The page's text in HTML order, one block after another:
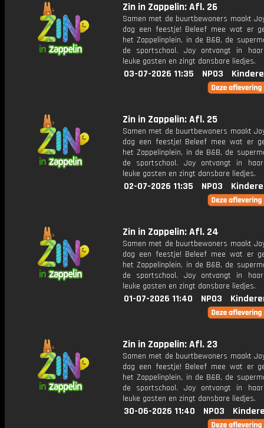
Zin in Zappelin: Afl. 26
Samen met de buurtbewoners maakt
dag een feestje! Beleef mee wat er
het Zappelinplein, in de B&B, de
de sportschool. Joy ontvangt in
leuke gasten en zingt dansbare liedjes.
03-07-2026 11:35 NPO3
Zin in Zappelin: Afl. 25
Samen met de buurtbewoners maakt
dag een feestje! Beleef mee wat er
het Zappelinplein, in de B&B, de
de sportschool. Joy ontvangt in
leuke gasten en zingt dansbare liedjes.
02-07-2026 11:35 NPO3
Zin in Zappelin: Afl. 24
Samen met de buurtbewoners maakt
dag een feestje! Beleef mee wat er
het Zappelinplein, in de B&B, de
de sportschool. Joy ontvangt in
leuke gasten en zingt dansbare liedjes.
01-07-2026 11:40 NPO3
Zin in Zappelin: Afl. 23
Samen met de buurtbewoners maakt
dag een feestje! Beleef mee wat er
het Zappelinplein, in de B&B, de
de sportschool. Joy ontvangt in
leuke gasten en zingt dansbare liedjes.
30-06-2026 11:40 NPO3